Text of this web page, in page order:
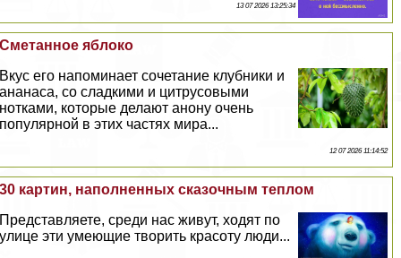
13 07 2026 13:25:34
Сметанное яблоко
Вкус его напоминает сочетание клубники и
ананаса, со сладкими и цитрусовыми
нотками, которые делают анону очень
популярной в этих частях мира...
12 07 2026 11:14:52
30 картин, наполненных сказочным теплом
Представляете, среди нас живут, ходят по
улице эти умеющие творить красоту люди...